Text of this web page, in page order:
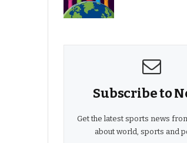
Subscribe to
Get the latest sports news
about world, sports and